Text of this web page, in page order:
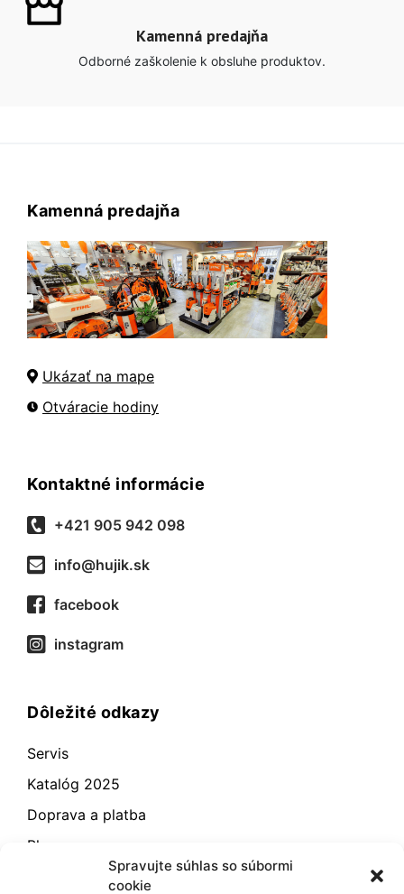
Spravujte súhlas so súbormi
cookie
Kamenná predajňa
Odborné zaškolenie k obsluhe produktov.
Kamenná predajňa
Ukázať na mape
Otváracie hodiny
Kontaktné informácie
+421 905 942 098
info@hujik.sk
facebook
instagram
Dôležité odkazy
Servis
Katalóg 2025
Doprava a platba
Blog